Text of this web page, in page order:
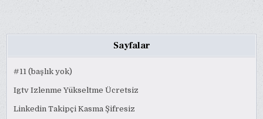
Sayfalar
#11 (başlık yok)
Igtv Izlenme Yükseltme Ücretsiz
Linkedin Takipçi Kasma Şifresiz